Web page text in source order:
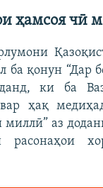
ҳамсоя чӣ
қонун “Дар
ки ба
ҳақ
аз
расонаҳои